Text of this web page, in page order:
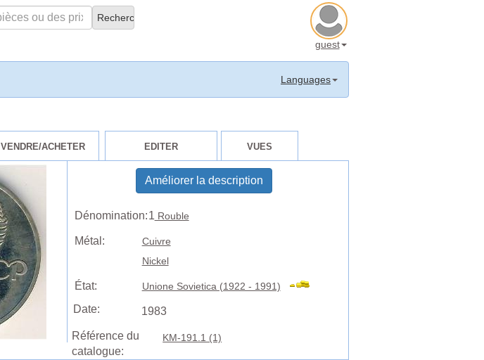
guest
Languages
VENDRE/ACHETER EDITER VUES
Améliorer la description
Dénomination:1 Rouble
Métal:
Cuivre
Nickel
État: Unione Sovietica (1922 - 1991)
Date: 1983
Référence du
catalogue:
KM-191.1 (1)